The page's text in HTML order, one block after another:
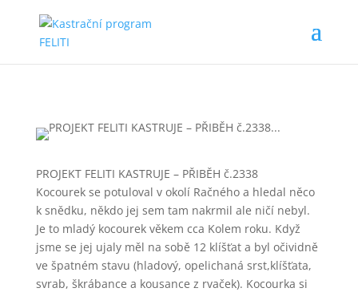
PROJEKT FELITI KASTRUJE – PŘIBĚH č.2338
Kocourek se potuloval v okolí Račného a hledal něco
k snědku, někdo jej sem tam nakrmil ale ničí nebyl.
Je to mladý kocourek věkem cca Kolem roku. Když
jsme se jej ujaly měl na sobě 12 klíšťat a byl očividně
ve špatném stavu (hladový, opelichaná srst,klíšťata,
svrab, škrábance a kousance z rvaček). Kocourka si